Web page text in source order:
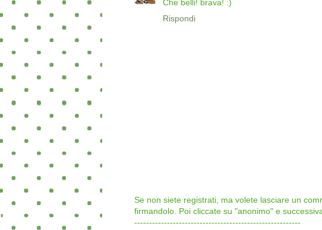
Che belli! brava! :)
Rispondi
Se non siete registrati, ma volete lasciare un
firmandolo. Poi cliccate su "anonimo" e
--------------------------------------------------------